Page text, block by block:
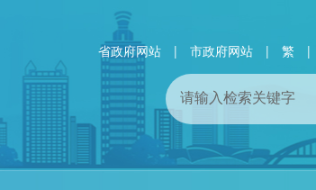
省政府网站 | 市政府网站 | 繁 |